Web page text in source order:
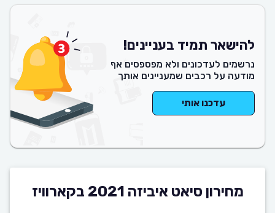
להישאר תמיד בעניינים!
נרשמים לעדכונים ולא מפספסים אף
מודעה על רכבים שמעניינים אותך
עדכנו אותי
מחירון סיאט איביזה 2021 בקארוויז